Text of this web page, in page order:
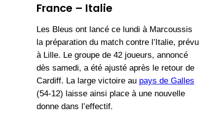
France – Italie
Les Bleus ont lancé ce lundi à Marcoussis
la préparation du match contre l’Italie, prévu
à Lille. Le groupe de 42 joueurs, annoncé
dès samedi, a été ajusté après le retour de
Cardiff. La large victoire au pays de Galles
(54-12) laisse ainsi place à une nouvelle
donne dans l’effectif.